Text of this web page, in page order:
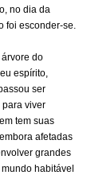
no dia da
foi esconder-se.
do
espírito,
ser
para viver
tem suas
afetadas
grandes
habitável